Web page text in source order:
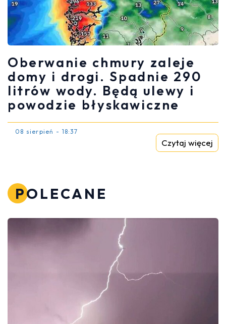
Oberwanie chmury zaleje
domy i drogi. Spadnie 290
litrów wody. Będą ulewy i
powodzie błyskawiczne
08 sierpień - 18:37
Czytaj więcej
POLECANE